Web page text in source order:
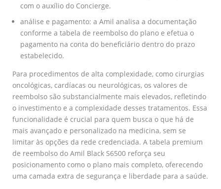
com o auxílio do Concierge.
análise e pagamento: a Amil analisa a documentação
conforme a tabela de reembolso do plano e efetua o
pagamento na conta do beneficiário dentro do prazo
estabelecido.
Para procedimentos de alta complexidade, como cirurgias
oncológicas, cardíacas ou neurológicas, os valores de
reembolso são substancialmente mais elevados, refletindo
o investimento e a complexidade desses tratamentos. Essa
funcionalidade é crucial para quem busca o que há de
mais avançado e personalizado na medicina, sem se
limitar às opções da rede credenciada. A tabela premium
de reembolso do Amil Black S6500 reforça seu
posicionamento como o plano mais completo, oferecendo
uma camada extra de segurança e liberdade para a saúde.